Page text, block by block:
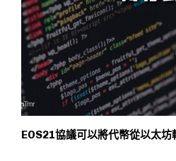
EOS21協議可以將代幣從以太坊